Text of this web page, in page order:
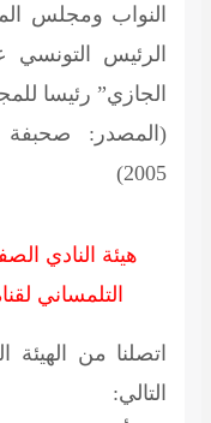
النواب ومجلس
الرئيس التونسي
الجازي” رئيسا
2005)
هيئة النادي
التلمساني
اتصلنا من الهيئة
التالي: